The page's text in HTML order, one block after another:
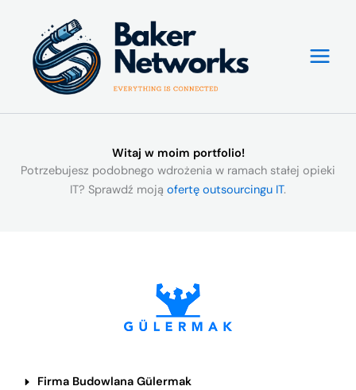
Witaj w moim portfolio!
Potrzebujesz podobnego wdrożenia w ramach stałej opieki
IT? Sprawdź moją ofertę outsourcingu IT.
Firma Budowlana Gülermak